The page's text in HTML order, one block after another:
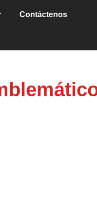
Contáctenos